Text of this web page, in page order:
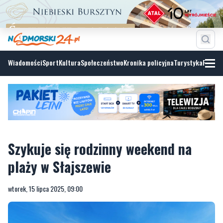
WiadomościSportKulturaSpołeczeństwoKronika policyjnaTurystyka
Szykuje się rodzinny weekend na
plaży w Słajszewie
wtorek, 15 lipca 2025, 09:00